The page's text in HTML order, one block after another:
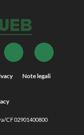
Note legali
CF 02901400800